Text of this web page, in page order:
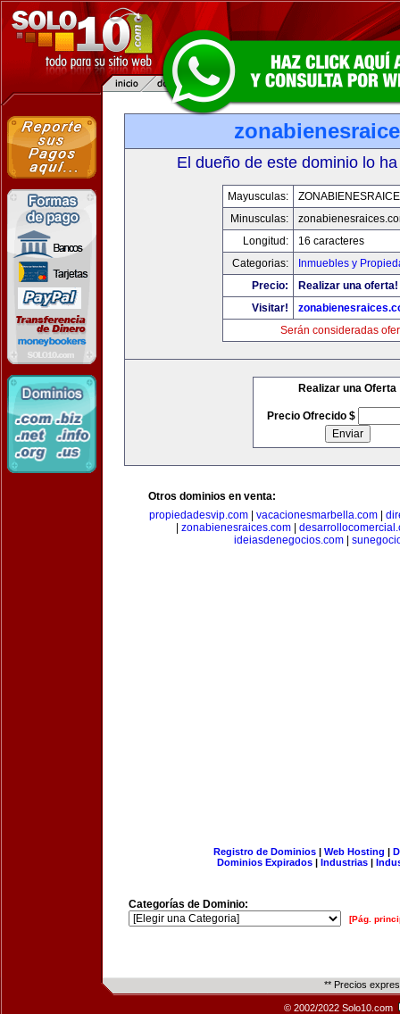
El dueño de este dominio lo
Mayusculas:
Minusculas:
Longitud:
16 caracteres
Categorias:
Inmuebles y
Precio:
Realizar una oferta!
Visitar!
Serán consideradas
Realizar una Oferta
Precio Ofrecido $
Otros dominios en venta:
propiedadesvip.com
vacacionesmarbella.com
zonabienesraices.com
ideiasdenegocios.com|
Registro de Dominios| Web Hosting |
Dominios Expirados | Industrias |
Categorías de Dominio:
[Pág.
** Precios
© 2002/2022 Solo10.com